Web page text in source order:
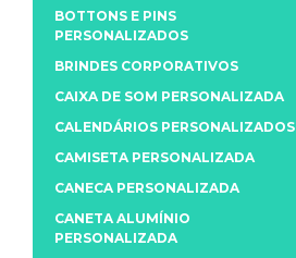
BOTTONS E PINS
PERSONALIZADOS
BRINDES CORPORATIVOS
CAIXA DE SOM PERSONALIZADA
CALENDÁRIOS PERSONALIZADOS
CAMISETA PERSONALIZADA
CANECA PERSONALIZADA
CANETA ALUMÍNIO
PERSONALIZADA